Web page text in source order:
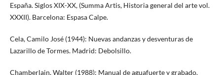
España. Siglos XIX-XX, (Summa Artis, Historia general del arte vol.
XXXII). Barcelona: Espasa Calpe.
Cela, Camilo José (1944): Nuevas andanzas y desventuras de
Lazarillo de Tormes. Madrid: Debolsillo.
Chamberlain, Walter (1988): Manual de aguafuerte y grabado.